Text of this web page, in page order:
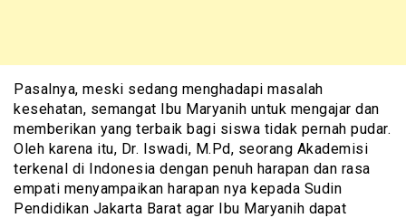
Pasalnya, meski sedang menghadapi masalah
kesehatan, semangat Ibu Maryanih untuk mengajar dan
memberikan yang terbaik bagi siswa tidak pernah pudar.
Oleh karena itu, Dr. Iswadi, M.Pd, seorang Akademisi
terkenal di Indonesia dengan penuh harapan dan rasa
empati menyampaikan harapan nya kepada Sudin
Pendidikan Jakarta Barat agar Ibu Maryanih dapat